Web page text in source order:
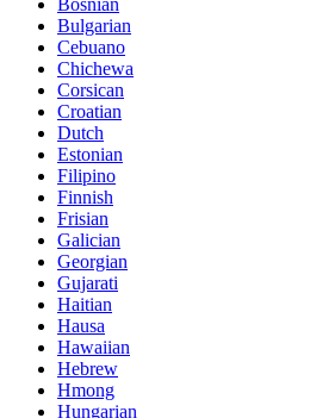
Bosnian
Bulgarian
Cebuano
Chichewa
Corsican
Croatian
Dutch
Estonian
Filipino
Finnish
Frisian
Galician
Georgian
Gujarati
Haitian
Hausa
Hawaiian
Hebrew
Hmong
Hungarian